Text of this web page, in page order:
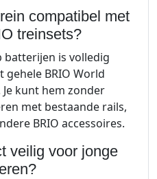
compatibel met
treinsets?
batterijen is volledig
BRIO World
kunt hem zonder
met bestaande rails,
BRIO accessoires.
veilig voor jonge